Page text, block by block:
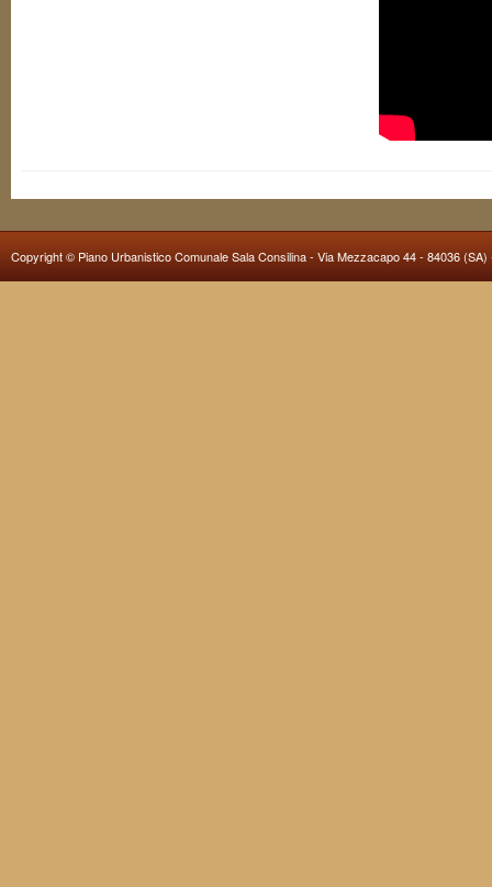
Copyright © Piano Urbanistico Comunale Sala Consilina- Via Mezzacapo 44 - 84036